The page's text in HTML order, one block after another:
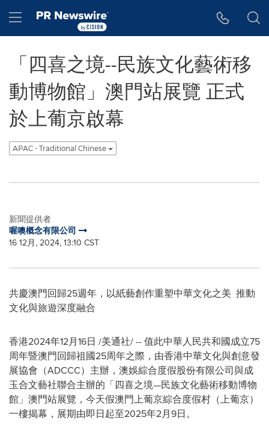
Hamburger menu
「四喜之境--民族文化藝術移
動博物館」澳門站展覽 正式
於上葡京啟幕
APAC - Traditional Chinese
新聞提供者
喔噢概念有限公司
16 12月, 2024, 13:10 CST
共慶澳門回歸25週年，以紙藝創作重塑中華文化之美 推動
文化與旅遊深度融合
香港2024年12月16日 /美通社/ -- 值此中華人民共和國成立75
周年暨澳門回歸祖國25周年之際，由香港中華文化與創意發
展協會（ADCCC）主辦，澳娛綜合度假股份有限公司與成
玉合文藝社聯合主辦的「四喜之境—民族文化藝術移動博物
館」澳門站展覽，今天假澳門上葡京綜合度假村（上葡京）
一樓揭幕，展期由即日起至2025年2月9日。